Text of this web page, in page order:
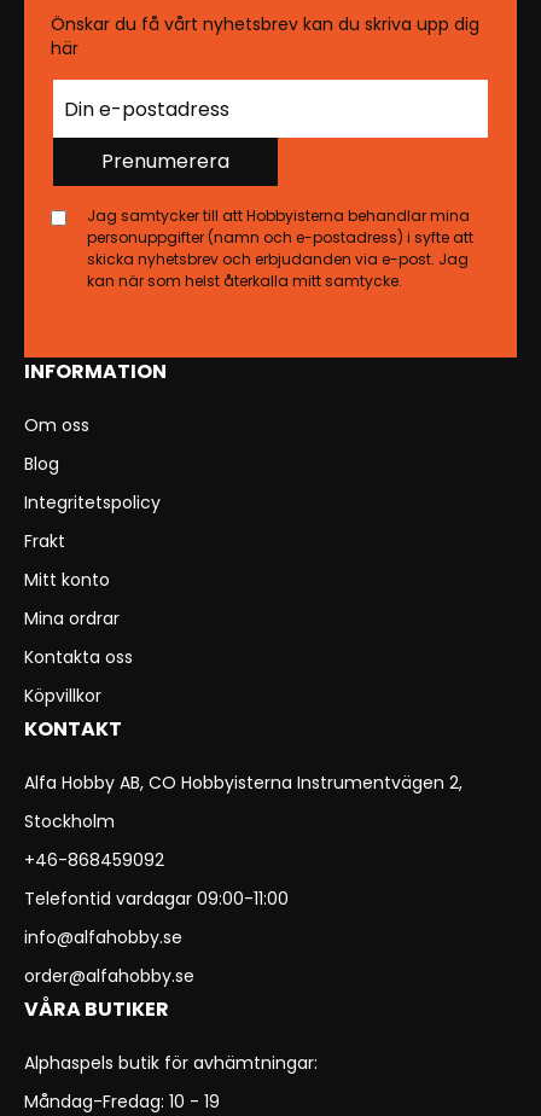
INFORMATION
Om oss
Blog
Integritetspolicy
Frakt
Mitt konto
Mina ordrar
Kontakta oss
Köpvillkor
KONTAKT
Alfa Hobby AB, CO Hobbyisterna Instrumentvägen 2,
Stockholm
+46-868459092
Telefontid vardagar 09:00-11:00
info@alfahobby.se
order@alfahobby.se
VÅRA BUTIKER
Alphaspels butik för avhämtningar:
Måndag-Fredag: 10 - 19
Önskar du få vårt nyhetsbrev kan du skriva upp dig
här
Prenumerera
Jag samtycker till att Hobbyisterna behandlar mina
personuppgifter (namn och e-postadress) i syfte att
skicka nyhetsbrev och erbjudanden via e-post. Jag
kan när som helst återkalla mitt samtycke.